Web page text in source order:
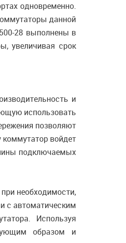
одновременно.
данной
28 выполнены в
увеличивая срок
и
использовать
позволяют
войдет
подключаемых
необходимости,
с автоматическим
Используя
образом и